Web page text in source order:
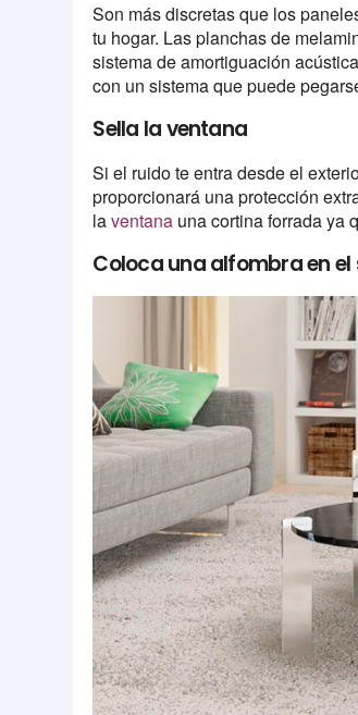
Son más discretas que los
tu hogar. Las planchas de
sistema de amortiguación
con un sistema que puede
Sella la ventana
Si el ruido te entra desde el
proporcionará una protección
laventana una cortina forrada ya
Coloca una alfombra en el